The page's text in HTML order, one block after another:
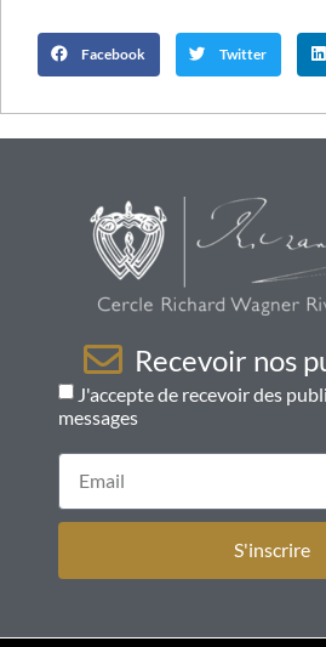
Facebook Twitter
Recevoir nos
J'accepte de recevoir des
messages
S'inscrire